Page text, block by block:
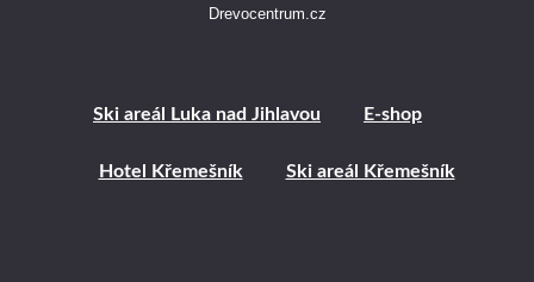
Drevocentrum.cz
Ski areál Luka nad Jihlavou E-shop
Hotel Křemešník Ski areál Křemešník